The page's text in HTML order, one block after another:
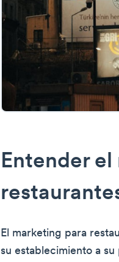
Entender
El marketing para
su establecimiento a